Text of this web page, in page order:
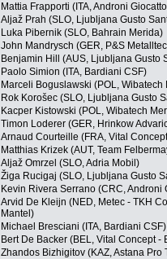
Mattia Frapporti (ITA, Androni
Aljaž Prah (SLO, Ljubljana Gusto
Luka Pibernik (SLO, Bahrain Merida)
John Mandrysch (GER, P&S
Benjamin Hill (AUS, Ljubljana Gusto
Paolo Simion (ITA, Bardiani CSF)
Marceli Boguslawski (POL, Wibatech
Rok Korošec (SLO, Ljubljana Gusto
Kacper Kistowski (POL, Wibatech
Timon Loderer (GER, Hrinkow
Arnaud Courteille (FRA, Vital
Matthias Krizek (AUT, Team
Aljaž Omrzel (SLO, Adria Mobil)
Žiga Rucigaj (SLO, Ljubljana Gusto
Kevin Rivera Serrano (CRC, Androni
Arvid De Kleijn (NED, Metec - TKH
Mantel)
Michael Bresciani (ITA, Bardiani CSF)
Bert De Backer (BEL, Vital Concept -
Zhandos Bizhigitov (KAZ, Astana Pro